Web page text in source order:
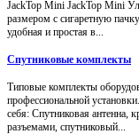
JackTop Mini JackTop Mini
размером с сигаретную
удобная и простая в...
Спутниковые комплекты
Типовые комплекты
профессиональной
себя: Спутниковая антенна,
разъемами, спутниковый...